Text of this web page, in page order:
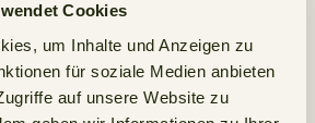
Cookies
um Inhalte und Anzeigen zu
für soziale Medien anbieten
auf unsere Website zu
& Community